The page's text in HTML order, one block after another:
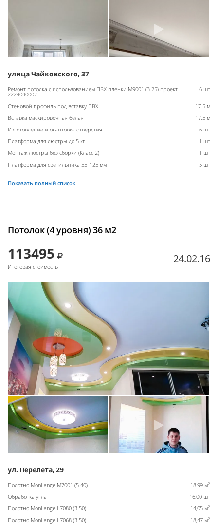
улица Чайковского, 37
Ремонт потолка с использованием ПВХ пленки M9001 (3.25) проект
2224040002
6 шт
Стеновой профиль под вставку ПВХ
17.5 м
Вставка маскировочная белая
17.5 м
Изготовление и окантовка отверстия
6 шт
Платформа для люстры до 5 кг
1 шт
Монтаж люстры без сборки (Класс 2)
1 шт
Платформа для светильника 55-125 мм
5 шт
Показать полный список
Потолок (4 уровня) 36 м2
113495
Итоговая стоимость
24.02.16
ул. Перелета, 29
Полотно MonLange M7001 (5.40) 18,99 м2
Обработка угла
16,00 шт
Полотно MonLange L7080 (3.50)
14,05 м2
Полотно MonLange L7068 (3.50) 18,47 м2